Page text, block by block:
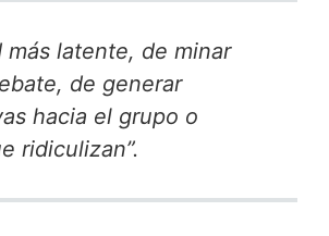
más latente, de minar
de generar
hacia el grupo o
ridiculizan”.